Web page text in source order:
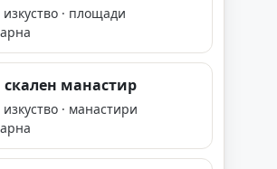
изкуство · площади
манастир
· манастири